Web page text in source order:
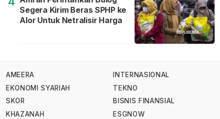
Segera Kirim Beras SPHP ke
Alor Untuk Netralisir Harga
AMEERA
EKONOMI SYARIAH
SKOR
KHAZANAH
INTERNASIONAL
TEKNO
BISNIS FINANSIAL
ESGNOW